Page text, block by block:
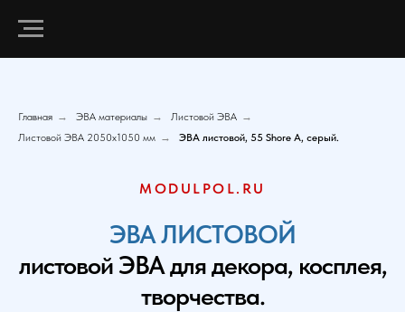
Главная → ЭВА материалы → Листовой ЭВА →
Листовой ЭВА 2050х1050 мм → ЭВА листовой, 55 Shore A, серый.
MODULPOL.RU
ЭВА ЛИСТОВОЙ
листовой ЭВА для декора, косплея,
творчества.